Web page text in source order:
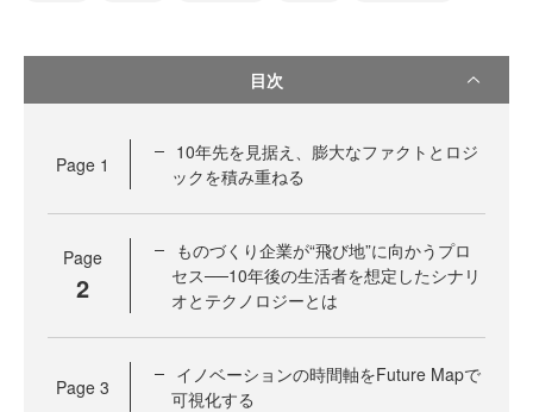
目次
Page 1
10年先を見据え、膨大なファクトとロジ
ックを積み重ねる
Page
2
ものづくり企業が“飛び地”に向かうプロ
セス──10年後の生活者を想定したシナリ
オとテクノロジーとは
Page 3
イノベーションの時間軸をFuture Mapで
可視化する